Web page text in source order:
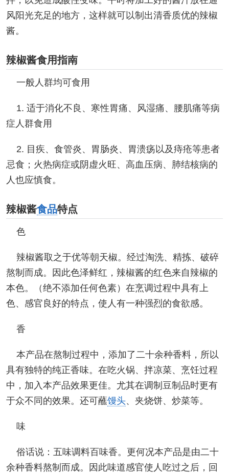
风阳光充足的地方，这样就可以制出清香质优的辣椒
酱。
辣椒酱食用指南
一般人群均可食用
1. 适于消化不良、寒性胃痛、风湿痛、腰肌痛等病
症人群食用
2. 目疾、食管炎、胃肠炎、胃溃疡以及痔疮等患者
忌食；火热病症或阴虚火旺、高血压病、肺结核病的
人也应慎食。
辣椒酱食品特点
色
辣椒酱取之于优等朝天椒。经过淘洗、精拣、破碎
熬制而成。因此色泽鲜红，辣椒酱的红色来自辣椒的
本色。（绝不添加任何色素）在烹调过程中具有上
色、感官良好的特点，使人有一种强烈的食欲感。
香
本产品在熬制过程中，添加了二十余种香料，所以
具有独特的纯正香味。在吃火锅、拌凉菜、烹饪过程
中，加入本产品效果更佳。尤其在调制豆制品时更有
于众不同的效果。还可蘸馒头、夹烧饼、炒菜等。
味
俗话说：五味调料百味香。更何况本产品是由二十
余种香料熬制而成。因此味道感官使人吃过之后，回